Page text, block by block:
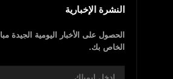
النشرة الإخبارية
الحصول على الأخبار اليومية الجيدة
الخاص بك.